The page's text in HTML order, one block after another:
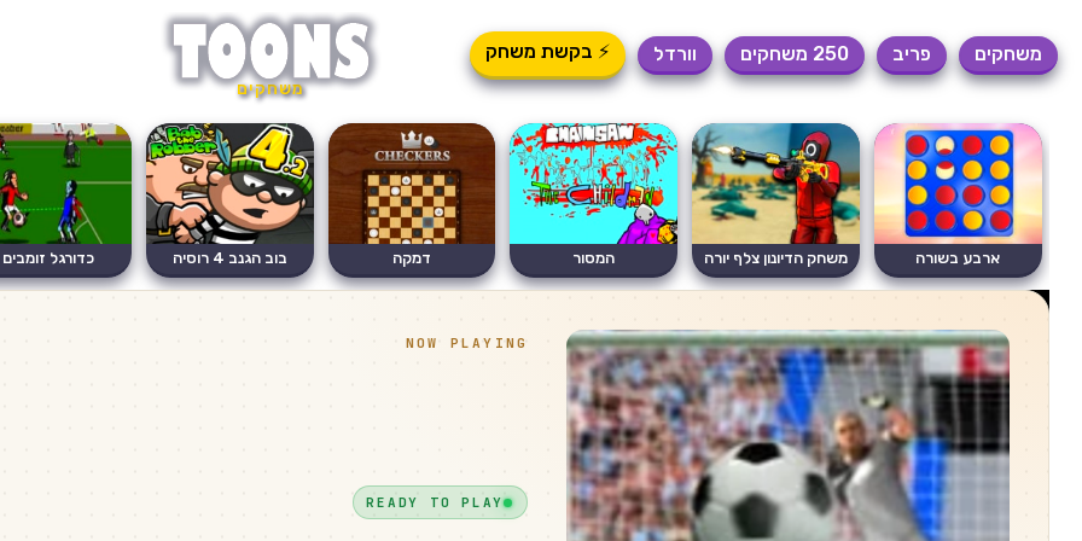
משחקים פריב 250 משחקים וורדל ⚡ בקשת משחק
משחקים
ארבע בשורה משחק הדיונון צלף יורה המסור דמקה בוב הגנב 4 רוסיה כדורגל זומבים